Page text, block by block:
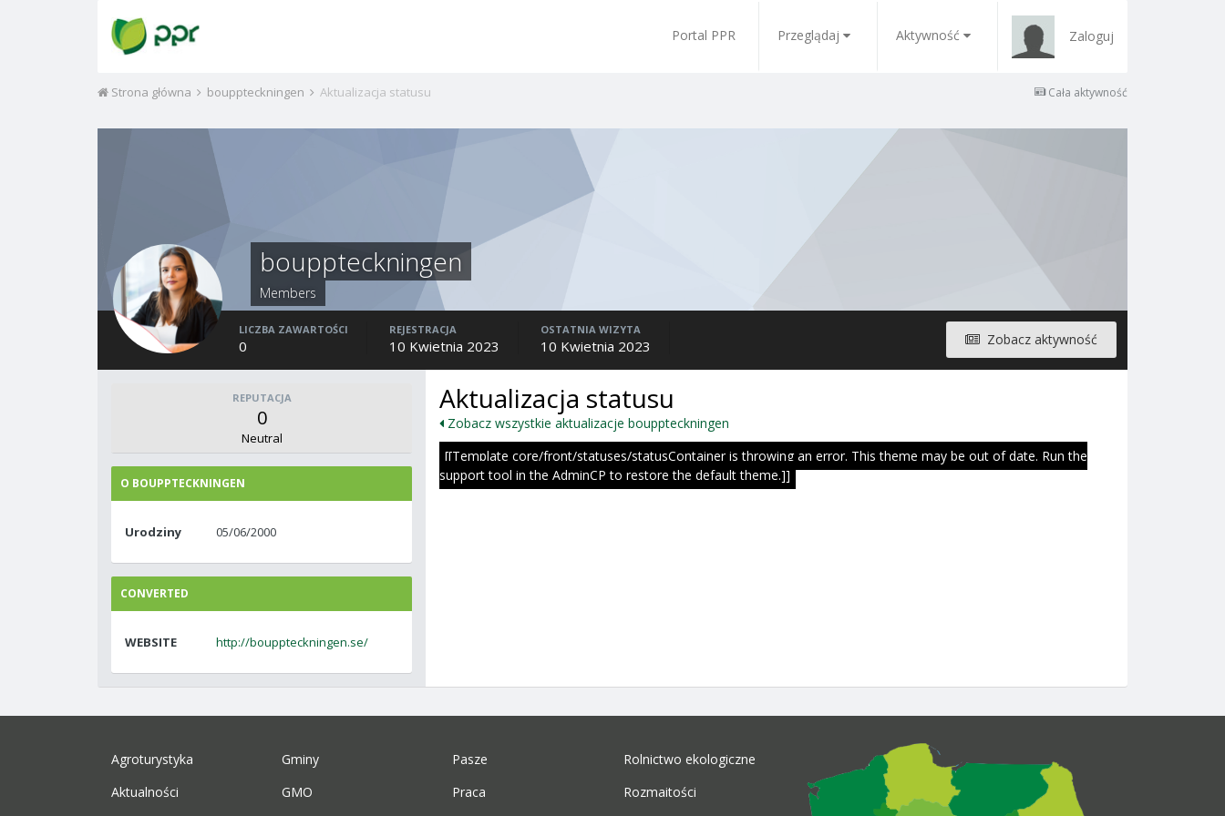
Portal PPR Przeglądaj Aktywność Zaloguj
Cała aktywność
Strona główna bouppteckningen Aktualizacja statusu
bouppteckningen
Members
Zobacz aktywność
LICZBA ZAWARTOŚCI
0
REJESTRACJA
10 Kwietnia 2023
OSTATNIA WIZYTA
10 Kwietnia 2023
REPUTACJA
0
Neutral
O BOUPPTECKNINGEN
Urodziny 05/06/2000
CONVERTED
WEBSITE http://bouppteckningen.se/
Aktualizacja statusu
Zobacz wszystkie aktualizacje bouppteckningen
[[Template core/front/statuses/statusContainer is throwing an error. This theme may be out of date. Run the
support tool in the AdminCP to restore the default theme.]]
Agroturystyka
Aktualności
Gminy
GMO
Pasze
Praca
Rolnictwo ekologiczne
Rozmaitości